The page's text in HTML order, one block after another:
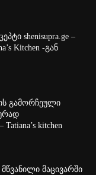
shenisupra.ge –
Kitchen -გან
გამორჩეული
kitchen
მაცივარში